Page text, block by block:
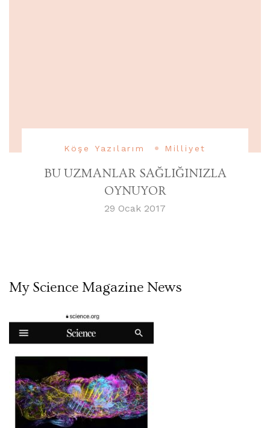
Köşe Yazılarım Milliyet
BU UZMANLAR SAĞLIĞINIZLA
OYNUYOR
29 Ocak 2017
My Science Magazine News